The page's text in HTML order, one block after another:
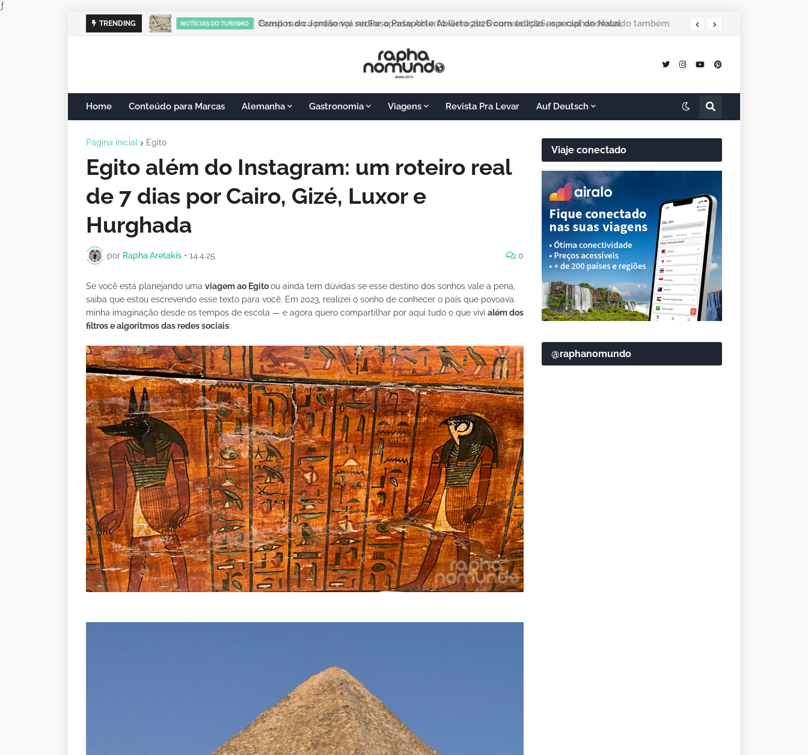
ƒ
TRENDING NOTÍCIAS DO TURISMO Campos do Jordão vai sediar o Pasaporte Abierto 2026 com edição especial de Natal
Home Conteúdo para Marcas Alemanha Gastronomia Viagens Revista Pra Levar Auf Deutsch
Página inicial Egito
Egito além do Instagram: um roteiro real
de 7 dias por Cairo, Gizé, Luxor e
Hurghada
por Rapha Aretakis • 14.4.25 0
Se você está planejando uma viagem ao Egitoou ainda tem dúvidas se esse destino dos sonhos vale a pena,
saiba que estou escrevendo esse texto para você. Em 2023, realizei o sonho de conhecer o país que povoava
minha imaginação desde os tempos de escola — e agora quero compartilhar por aqui tudo o que vivi além dos
filtros e algoritmos das redes sociais.
Viaje conectado
@raphanomundo